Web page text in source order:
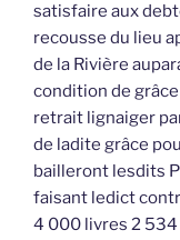
satisfaire aux
recousse du lieu
de la Rivière
condition de
retrait lignaiger
de ladite grâce
bailleront lesdits
faisant ledict
4 000 livres 2 534